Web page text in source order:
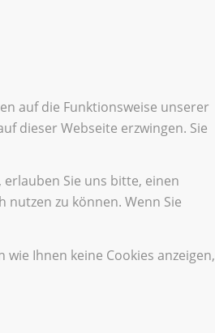
auf die Funktionsweise unserer
dieser Webseite erzwingen. Sie
Sie uns bitte, einen
zu können. Wenn Sie
Ihnen keine Cookies anzeigen,